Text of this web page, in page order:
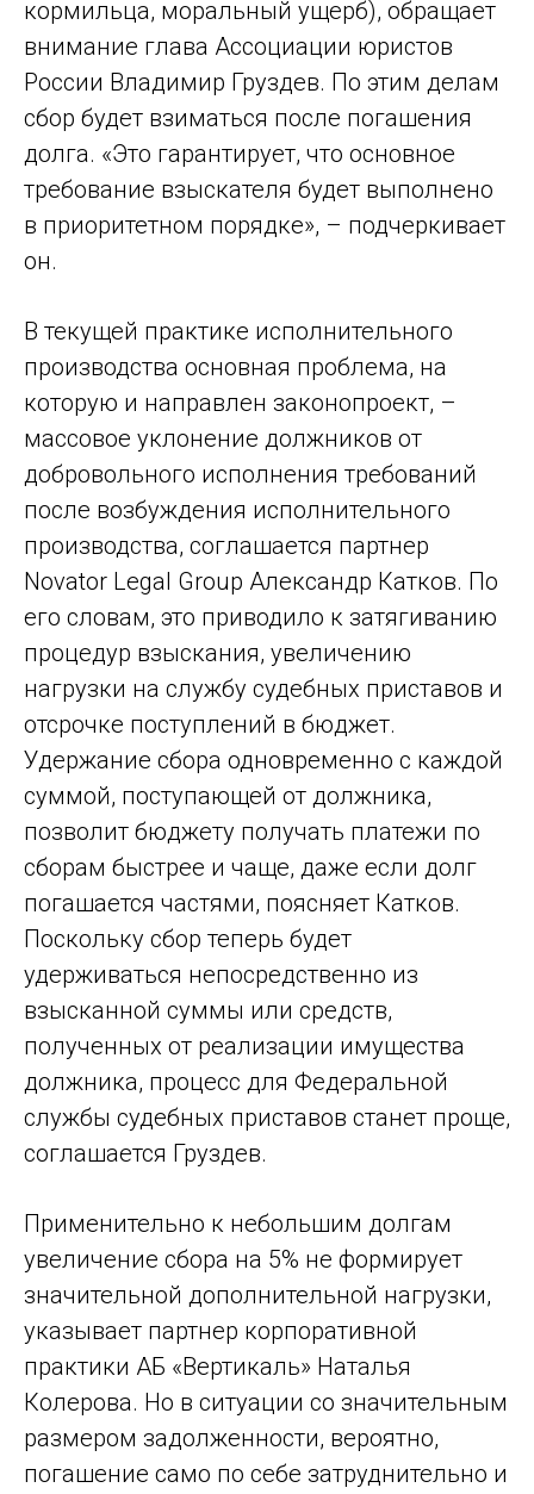
кормильца, моральный ущерб), обращает
внимание глава Ассоциации юристов
России Владимир Груздев. По этим делам
сбор будет взиматься после погашения
долга. «Это гарантирует, что основное
требование взыскателя будет выполнено
в приоритетном порядке», – подчеркивает
он.
В текущей практике исполнительного
производства основная проблема, на
которую и направлен законопроект, –
массовое уклонение должников от
добровольного исполнения требований
после возбуждения исполнительного
производства, соглашается партнер
Novator Legal Group Александр Катков. По
его словам, это приводило к затягиванию
процедур взыскания, увеличению
нагрузки на службу судебных приставов и
отсрочке поступлений в бюджет.
Удержание сбора одновременно с каждой
суммой, поступающей от должника,
позволит бюджету получать платежи по
сборам быстрее и чаще, даже если долг
погашается частями, поясняет Катков.
Поскольку сбор теперь будет
удерживаться непосредственно из
взысканной суммы или средств,
полученных от реализации имущества
должника, процесс для Федеральной
службы судебных приставов станет проще,
соглашается Груздев.
Применительно к небольшим долгам
увеличение сбора на 5% не формирует
значительной дополнительной нагрузки,
указывает партнер корпоративной
практики АБ «Вертикаль» Наталья
Колерова. Но в ситуации со значительным
размером задолженности, вероятно,
погашение само по себе затруднительно и